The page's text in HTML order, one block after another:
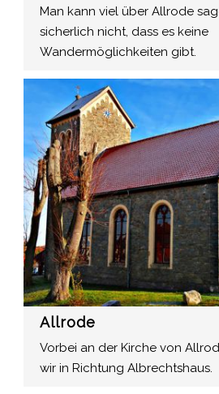
Man kann viel über Allrode
sicherlich nicht, dass es keine
Wandermöglichkeiten gibt.
Allrode
Vorbei an der Kirche von
wir in Richtung Albrechtshaus.